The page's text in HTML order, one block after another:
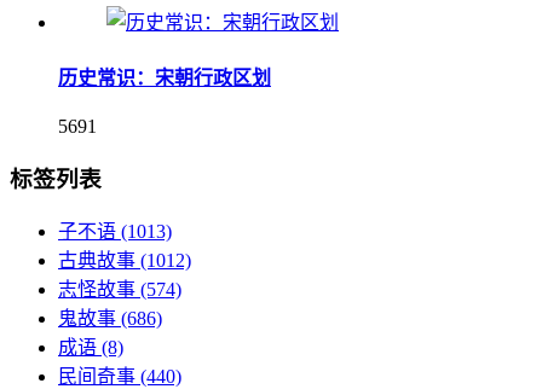
历史常识：宋朝行政区划
5691
标签列表
子不语 (1013)
古典故事 (1012)
志怪故事 (574)
鬼故事 (686)
成语 (8)
民间奇事 (440)